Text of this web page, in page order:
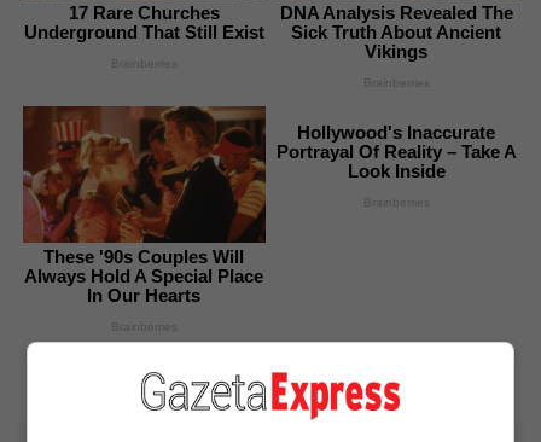
17 Rare Churches
Underground That Still Exist
Brainberries
DNA Analysis Revealed The
Sick Truth About Ancient
Vikings
Brainberries
These '90s Couples Will
Always Hold A Special Place
In Our Hearts
Brainberries
Hollywood's Inaccurate
Portrayal Of Reality – Take A
Look Inside
Brainberries